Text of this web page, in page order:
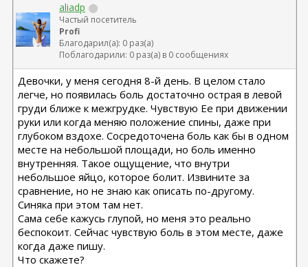
aliadp
Частый посетитель
Profi
Благодарил(а): 0 раз(а)
Поблагодарили: 0 раз(а) в 0 сообщениях
Девочки, у меня сегодня 8-й день. В целом стало
легче, но появилась боль достаточно острая в левой
груди ближе к межгрудке. Чувствую Ее при движении
руки или когда меняю положение спины, даже при
глубоком вздохе. Сосредоточена боль как бы в одном
месте на небольшой площади, но боль именно
внутренняя. Такое ощущение, что внутри
небольшое яйцо, которое болит. Извините за
сравнение, но не знаю как описать по-другому.
Синяка при этом там нет.
Сама себе кажусь глупой, но меня это реально
беспокоит. Сейчас чувствую боль в этом месте, даже
когда даже пишу.
Что скажете?